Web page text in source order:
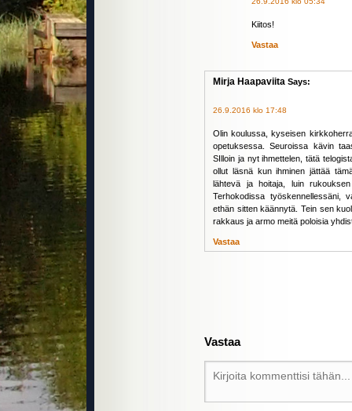
Kiitos!
Vastaa
Mirja Haapaviita Says:
26.9.2016 klo 17:48
Olin koulussa, kyseisen
opetuksessa. Seuroissa kävin
SIlloin ja nyt ihmettelen, tätä
ollut läsnä kun ihminen jättää
lähtevä ja hoitaja, luin
Terhokodissa työskennellessäni,
ethän sitten käännytä. Tein sen
rakkaus ja armo meitä poloisia
Vastaa
Vastaa